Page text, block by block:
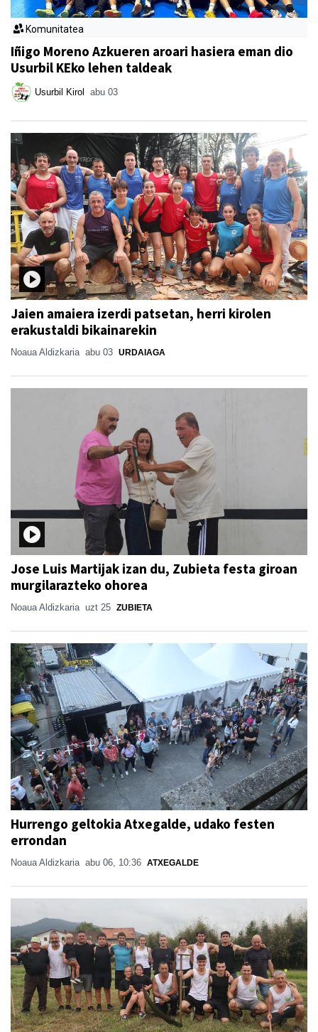
Komunitatea
Iñigo Moreno Azkueren aroari hasiera eman dio
Usurbil KEko lehen taldeak
Usurbil Kirol abu 03
Jaien amaiera izerdi patsetan, herri kirolen
erakustaldi bikainarekin
Noaua Aldizkaria abu 03 URDAIAGA
Jose Luis Martijak izan du, Zubieta festa giroan
murgilarazteko ohorea
Noaua Aldizkaria uzt 25 ZUBIETA
Hurrengo geltokia Atxegalde, udako festen
errondan
Noaua Aldizkaria abu 06, 10:36 ATXEGALDE